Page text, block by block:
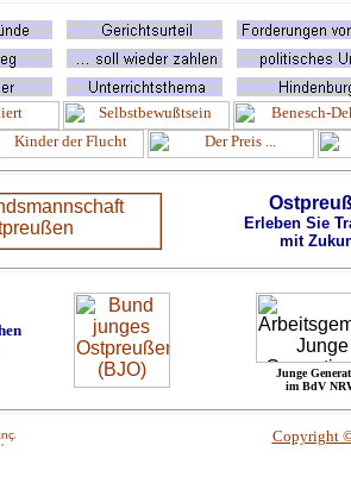
Erleben Sie
mit
Junge
im BdV
Copyright